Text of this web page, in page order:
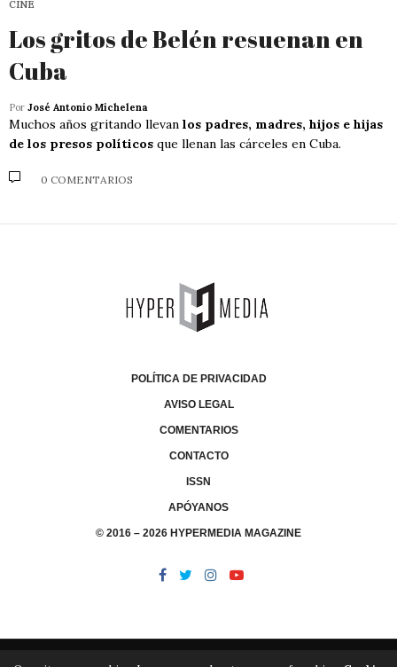
CINE
Los gritos de Belén resuenan en
Cuba
Por José Antonio Michelena
Muchos años gritando llevan los padres, madres, hijos e hijas
de los presos políticos que llenan las cárceles en Cuba.
0 COMENTARIOS
POLÍTICA DE PRIVACIDAD
AVISO LEGAL
COMENTARIOS
CONTACTO
ISSN
APÓYANOS
© 2016 – 2026 HYPERMEDIA MAGAZINE